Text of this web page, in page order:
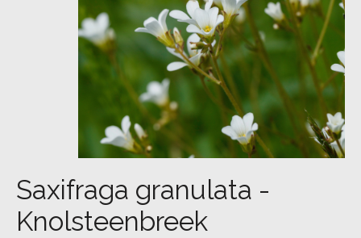
Saxifraga granulata -
Knolsteenbreek